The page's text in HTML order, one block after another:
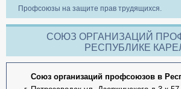
Профсоюзы на защите прав трудящихся.
СОЮЗ ОРГАНИЗАЦИЙ
РЕСПУБЛИКЕ
Союз организаций профсоюзов в